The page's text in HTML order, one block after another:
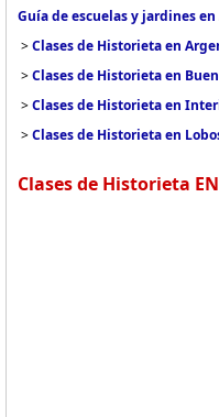
Guía de escuelas y jardines
>Clases de Historieta en
>Clases de Historieta en
>Clases de Historieta en
>Clases de Historieta en
Clases de Historieta